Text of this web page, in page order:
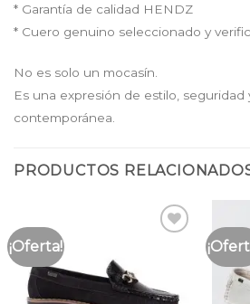
* Garantía de calidad HENDZ
* Cuero genuino seleccionado y
No es solo un mocasín.
Es una expresión de estilo, seguridad
contemporánea.
PRODUCTOS
¡Oferta!
deseos